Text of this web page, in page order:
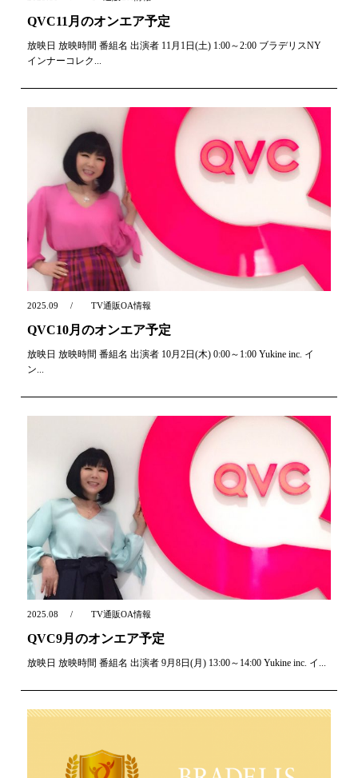
QVC11月のオンエア予定
放映日 放映時間 番組名 出演者 11月1日(土) 1:00～2:00 ブラデリスNY
インナーコレク...
2025.09 TV通販OA情報
QVC10月のオンエア予定
放映日 放映時間 番組名 出演者 10月2日(木) 0:00～1:00 Yukine inc. イ
ン...
2025.08 TV通販OA情報
QVC9月のオンエア予定
放映日 放映時間 番組名 出演者 9月8日(月) 13:00～14:00 Yukine inc. イ...